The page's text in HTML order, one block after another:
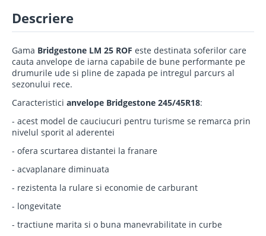
Descriere
Gama Bridgestone LM 25 ROF este destinata soferilor care
cauta anvelope de iarna capabile de bune performante pe
drumurile ude si pline de zapada pe intregul parcurs al
sezonului rece.
Caracteristici anvelope Bridgestone 245/45R18:
- acest model de cauciucuri pentru turisme se remarca prin
nivelul sporit al aderentei
- ofera scurtarea distantei la franare
- acvaplanare diminuata
- rezistenta la rulare si economie de carburant
- longevitate
- tractiune marita si o buna manevrabilitate in curbe